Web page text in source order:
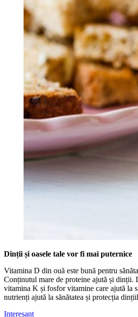
Dinții și oasele tale vor fi mai puternice
Vitamina D din ouă este bună pentru
Conținutul mare de proteine ajută și dinții.
vitamina K și fosfor vitamine care ajută la
nutrienți ajută la sănătatea și protecția
Interesant